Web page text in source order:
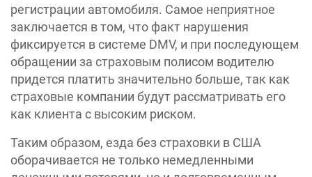
регистрации автомобиля. Самое неприятное
заключается в том, что факт нарушения
фиксируется в системе DMV, и при последующем
обращении за страховым полисом водителю
придется платить значительно больше, так как
страховые компании будут рассматривать его
как клиента с высоким риском.
Таким образом, езда без страховки в США
оборачивается не только немедленными